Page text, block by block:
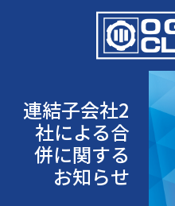
連結子会社2
社による合
併に関する
お知らせ